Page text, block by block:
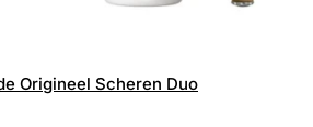
Origineel Scheren Duo